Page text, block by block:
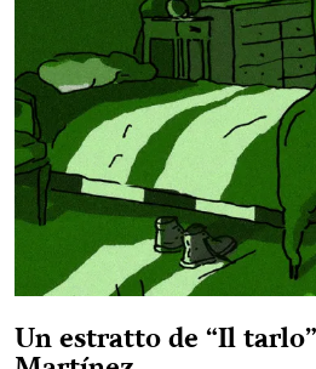
Un estratto de “Il